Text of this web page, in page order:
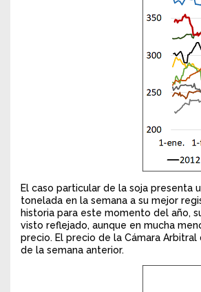
El caso particular de la soja presenta
tonelada en la semana a su mejor
historia para este momento del año,
visto reflejado, aunque en mucha
precio. El precio de la Cámara
de la semana anterior.